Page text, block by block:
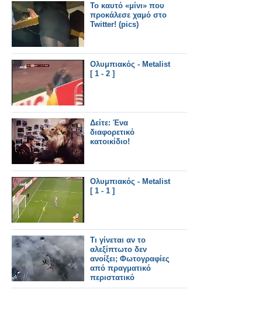
Το καυτό «μίνι» που
προκάλεσε χαμό στο
Twitter! (pics)
Ολυμπιακός - Metalist
[ 1 - 2 ]
Δείτε: Ένα
διαφορετικό
κατοικίδιο!
Ολυμπιακός - Metalist
[ 1 - 1 ]
Τι γίνεται αν το
αλεξίπτωτο δεν
ανοίξει; Φωτογραφίες
από πραγματικό
περιστατικό